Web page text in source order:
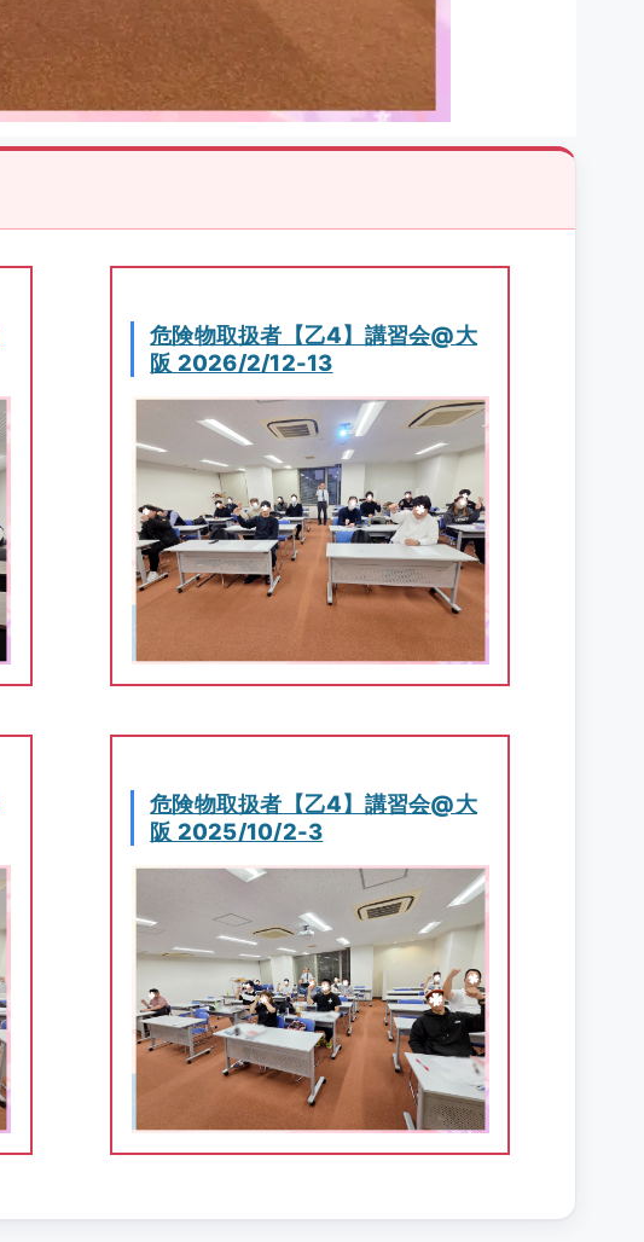
危険物取扱者【乙4】講習会@大
阪 2026/2/12-13
危険物取扱者【乙4】講習会@大
阪 2025/10/2-3